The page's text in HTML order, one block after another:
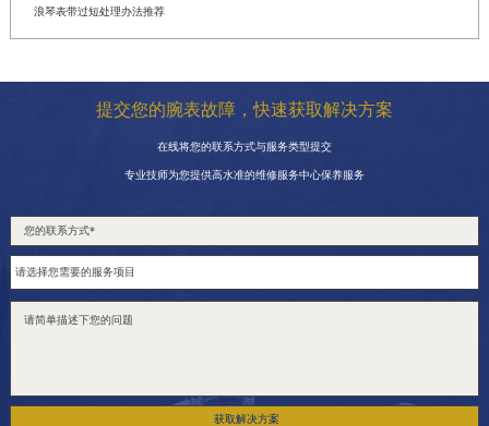
浪琴表带过短处理办法推荐
提交您的腕表故障，快速获取解决方案
在线将您的联系方式与服务类型提交
专业技师为您提供高水准的维修服务中心保养服务
获取解决方案